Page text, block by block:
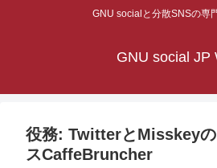
GNU socialと分散SNSの専
GNU social JP
役務: TwitterとMisskey
スCaffeBruncher